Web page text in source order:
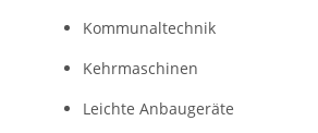
Kommunaltechnik
Kehrmaschinen
Leichte Anbaugeräte